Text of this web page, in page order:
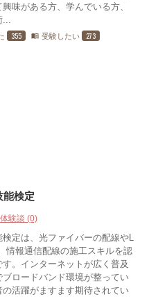
味がある方、学んでいる方、
...
355 menu_book 受験したい 273
能検定
験談 (0)
定は、光ファイバーの配線やL
情報通信配線の施工スキルを認
。インターネットが広く普及
ブロードバンド環境が整ってい
の活躍がますます期待されてい